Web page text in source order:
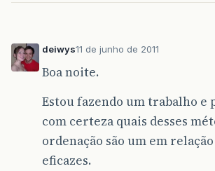
deiwys11 de junho de 2011
Boa noite.
Estou fazendo um trabalho e
com certeza quais desses
ordenação são um em
eficazes.